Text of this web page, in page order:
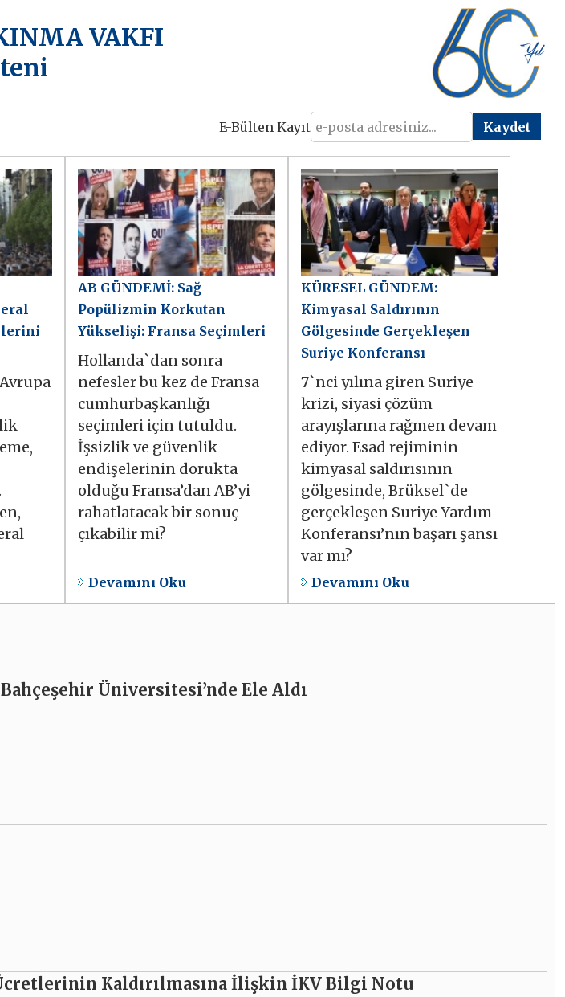
VAKFI
E-Bülten Kayıt
AB GÜNDEMİ: Sağ
Popülizmin Korkutan
Yükselişi: Fransa Seçimleri
Hollanda`dan sonra
nefesler bu kez de Fransa
cumhurbaşkanlığı
seçimleri için tutuldu.
İşsizlik ve güvenlik
endişelerinin dorukta
olduğu Fransa’dan AB’yi
rahatlatacak bir sonuç
çıkabilir mi?
Devamını Oku
KÜRESEL GÜNDEM:
Kimyasal Saldırının
Gölgesinde Gerçekleşen
Suriye Konferansı
7`nci yılına giren Suriye
krizi, siyasi çözüm
arayışlarına rağmen devam
ediyor. Esad rejiminin
kimyasal saldırısının
gölgesinde, Brüksel`de
gerçekleşen Suriye Yardım
Konferansı’nın başarı şansı
var mı?
Devamını Oku
Üniversitesi’nde Ele Aldı
Kaldırılmasına İlişkin İKV Bilgi Notu